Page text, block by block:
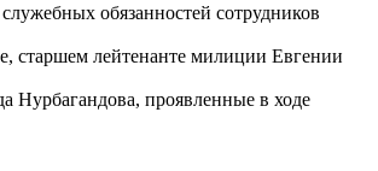
обязанностей сотрудников
старшем лейтенанте милиции Евгении
Нурбагандова, проявленные в ходе